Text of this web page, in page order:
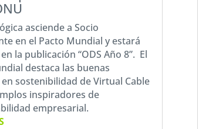
asciende a Socio
en el Pacto Mundial y estará
la publicación “ODS Año 8”. El
destaca las buenas
sostenibilidad de Virtual Cable
inspiradores de
empresarial.